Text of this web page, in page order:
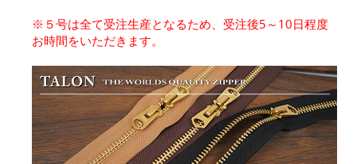
※５号は全て受注生産となるため、受注後5～10日程度
お時間をいただきます。